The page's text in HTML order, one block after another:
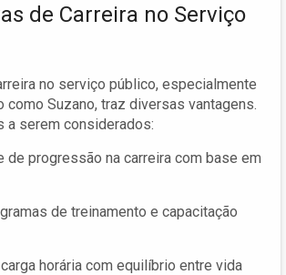
de Carreira no Serviço
no serviço público, especialmente
como Suzano, traz diversas vantagens.
a serem considerados:
de progressão na carreira com base em
de treinamento e capacitação
horária com equilíbrio entre vida